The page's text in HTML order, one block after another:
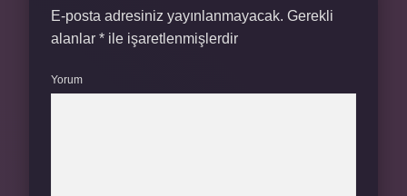
E-posta adresiniz yayınlanmayacak. Gerekli
alanlar * ile işaretlenmişlerdir
Yorum